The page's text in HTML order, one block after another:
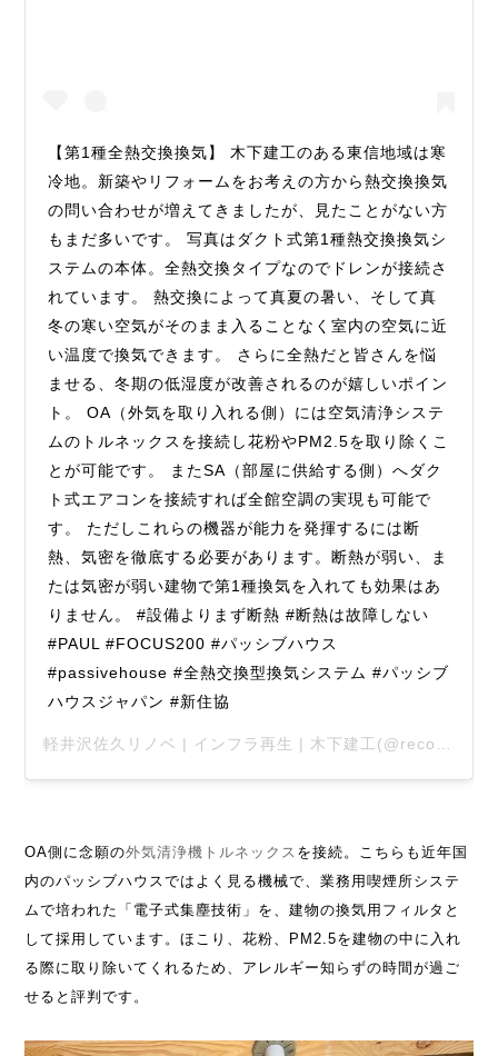
【第1種全熱交換換気】 木下建工のある東信地域は寒
冷地。新築やリフォームをお考えの方から熱交換換気
の問い合わせが増えてきましたが、見たことがない方
もまだ多いです。 写真はダクト式第1種熱交換換気シ
ステムの本体。全熱交換タイプなのでドレンが接続さ
れています。 熱交換によって真夏の暑い、そして真
冬の寒い空気がそのまま入ることなく室内の空気に近
い温度で換気できます。 さらに全熱だと皆さんを悩
ませる、冬期の低湿度が改善されるのが嬉しいポイン
ト。 OA（外気を取り入れる側）には空気清浄システ
ムのトルネックスを接続し花粉やPM2.5を取り除くこ
とが可能です。 またSA（部屋に供給する側）へダク
ト式エアコンを接続すれば全館空調の実現も可能で
す。 ただしこれらの機器が能力を発揮するには断
熱、気密を徹底する必要があります。断熱が弱い、ま
たは気密が弱い建物で第1種換気を入れても効果はあ
りません。 #設備よりまず断熱 #断熱は故障しない
#PAUL #FOCUS200 #パッシブハウス
#passivehouse #全熱交換型換気システム #パッシブ
ハウスジャパン #新住協
軽井沢佐久リノベ | インフラ再生 | 木下建工(@reconstructjp)がシェアした投稿 –
OA側に念願の外気清浄機トルネックス を接続。こちらも近年国
内のパッシブハウスではよく見る機械で、業務用喫煙所システ
ムで培われた「電子式集塵技術」を、建物の換気用フィルタと
して採用しています。ほこり、花粉、PM2.5を建物の中に入れ
る際に取り除いてくれるため、アレルギー知らずの時間が過ご
せると評判です。